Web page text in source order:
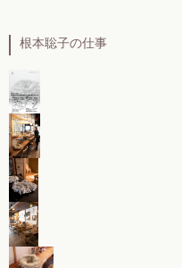
根本聡子の仕事